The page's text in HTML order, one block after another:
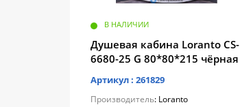
В НАЛИЧИИ
Душевая кабина Loranto CS-
6680-25 G 80*80*215 чёрная
Артикул : 261829
Производитель: Loranto